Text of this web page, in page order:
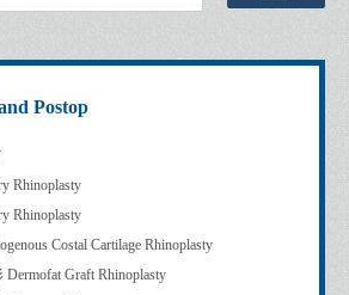
Postop
Rhinoplasty
Rhinoplasty
Costal Cartilage Rhinoplasty
Graft Rhinoplasty